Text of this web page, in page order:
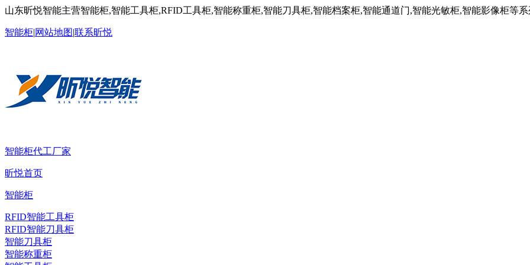
山东昕悦智能主营智能柜,智能工具柜,RFID工具柜,智能称重柜,智能刀具柜,智能档案柜,智能通道门,智能光敏柜,智能影像柜等
智能柜|网站地图|联系昕悦
智能柜代工厂家
昕悦首页
智能柜
RFID智能工具柜
RFID智能刀具柜
智能刀具柜
智能称重柜